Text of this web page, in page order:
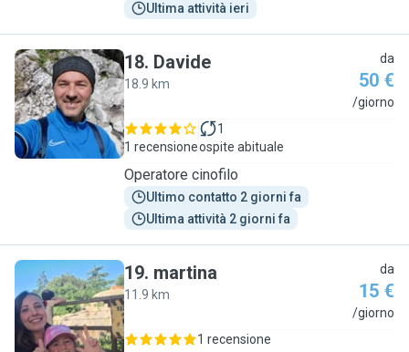
Ultima attività ieri
D
18. Davide
18.9 km
da
50 €
/giorno
1 recensione
1
ospite abituale
Operatore cinofilo
Ultimo contatto 2 giorni fa
Ultima attività 2 giorni fa
M
19. martina
11.9 km
da
15 €
/giorno
1 recensione